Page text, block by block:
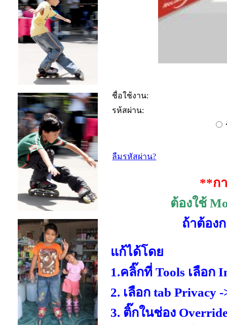
ชื่อใช้งาน:
รห้สผ่าน:
ลืมรหัสผ่าน?
**ก
ต้องใช้
ถ้าต้อง
แก้ได้โดย
1.คลิ๊กที่ Tools เลือก
2. เลือก tab Privacy
3. ติ๊กในช่อง